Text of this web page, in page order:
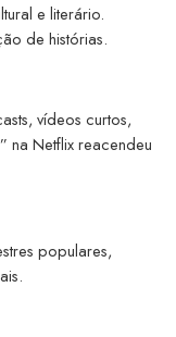
e literário.
de histórias.
vídeos curtos,
na Netflix reacendeu
populares,